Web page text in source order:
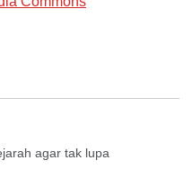
agar tak lupa